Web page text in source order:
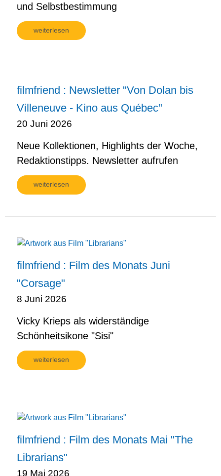
und Selbstbestimmung
weiterlesen
filmfriend : Newsletter "Von Dolan bis
Villeneuve - Kino aus Québec"
20 Juni 2026
Neue Kollektionen, Highlights der Woche,
Redaktionstipps. Newsletter aufrufen
weiterlesen
filmfriend : Film des Monats Juni
"Corsage"
8 Juni 2026
Vicky Krieps als widerständige
Schönheitsikone "Sisi"
weiterlesen
filmfriend : Film des Monats Mai "The
Librarians"
19 Mai 2026